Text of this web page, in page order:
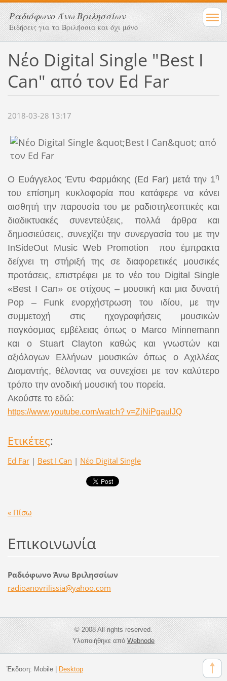
Ραδιόφωνο Άνω Βριλησσίων
Ειδήσεις για τα Βριλήσσια και όχι μόνο
Νέο Digital Single "Best I
Can" από τον Ed Far
2018-03-28 13:17
Ο Ευάγγελος Έντυ Φαρμάκης (Ed Far) μετά την 1η
του επίσημη κυκλοφορία που κατάφερε να κάνει
αισθητή την παρουσία του με ραδιοτηλεοπτικές και
διαδικτυακές συνεντεύξεις, πολλά άρθρα και
δημοσιεύσεις, συνεχίζει την συνεργασία του με την
InSideOut Music Web Promotion που έμπρακτα
δείχνει τη στήριξή της σε διαφορετικές μουσικές
προτάσεις, επιστρέφει με το νέο του Digital Single
«Best I Can» σε στίχους – μουσική και μια δυνατή
Pop – Funk ενορχήστρωση του ιδίου, με την
συμμετοχή στις ηχογραφήσεις μουσικών
παγκόσμιας εμβέλειας όπως ο Marco Minnemann
και ο Stuart Clayton καθώς και γνωστών και
αξιόλογων Ελλήνων μουσικών όπως ο Αχιλλέας
Διαμαντής, θέλοντας να συνεχίσει με τον καλύτερο
τρόπο την ανοδική μουσική του πορεία.
Ακούστε το εδώ:
https://www.youtube.com/watch? v=ZjNiPgaulJQ
Ετικέτες:
Ed Far | Best I Can | Νέο Digital Single
« Πίσω
Επικοινωνία
Ραδιόφωνο Άνω Βριλησσίων
radioanovrilissia@yahoo.com
© 2008 All rights reserved.
Υλοποιήθηκε απόWebnode
Έκδοση: Mobile| Desktop